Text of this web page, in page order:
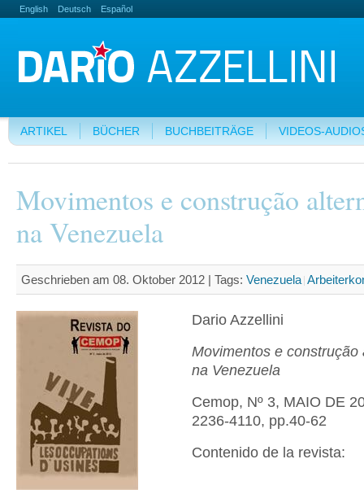
English Deutsch Español
ARTIKEL BÜCHER BUCHBEITRÄGE VIDEOS-
Movimentos e construção
na Venezuela
Geschrieben am 08. Oktober 2012 | Tags: Venezuela
Dario Azzellini
Movimentos e construção
na Venezuela
Cemop, Nº 3, MAIO DE
2236-4110, pp.40-62
Contenido de la revista: